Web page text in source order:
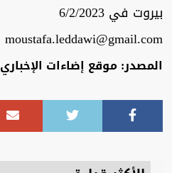
بيروت في 6/2/2023
moustafa.leddawi@gmail.com
المصدر: موقع إضاءات الإخباري